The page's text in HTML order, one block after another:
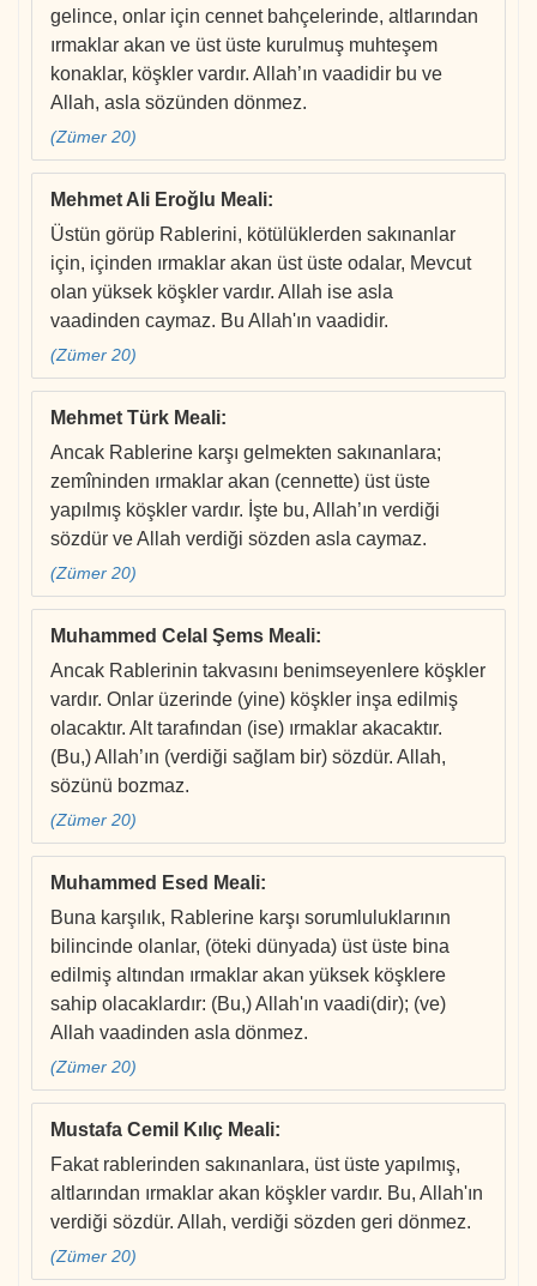
gelince, onlar için cennet bahçelerinde, altlarından
ırmaklar akan ve üst üste kurulmuş muhteşem
konaklar, köşkler vardır. Allah’ın vaadidir bu ve
Allah, asla sözünden dönmez.
(Zümer 20)
Mehmet Ali Eroğlu Meali:
Üstün görüp Rablerini, kötülüklerden sakınanlar
için, içinden ırmaklar akan üst üste odalar, Mevcut
olan yüksek köşkler vardır. Allah ise asla
vaadinden caymaz. Bu Allah'ın vaadidir.
(Zümer 20)
Mehmet Türk Meali:
Ancak Rablerine karşı gelmekten sakınanlara;
zemîninden ırmaklar akan (cennette) üst üste
yapılmış köşkler vardır. İşte bu, Allah’ın verdiği
sözdür ve Allah verdiği sözden asla caymaz.
(Zümer 20)
Muhammed Celal Şems Meali:
Ancak Rablerinin takvasını benimseyenlere köşkler
vardır. Onlar üzerinde (yine) köşkler inşa edilmiş
olacaktır. Alt tarafından (ise) ırmaklar akacaktır.
(Bu,) Allah’ın (verdiği sağlam bir) sözdür. Allah,
sözünü bozmaz.
(Zümer 20)
Muhammed Esed Meali:
Buna karşılık, Rablerine karşı sorumluluklarının
bilincinde olanlar, (öteki dünyada) üst üste bina
edilmiş altından ırmaklar akan yüksek köşklere
sahip olacaklardır: (Bu,) Allah'ın vaadi(dir); (ve)
Allah vaadinden asla dönmez.
(Zümer 20)
Mustafa Cemil Kılıç Meali:
Fakat rablerinden sakınanlara, üst üste yapılmış,
altlarından ırmaklar akan köşkler vardır. Bu, Allah'ın
verdiği sözdür. Allah, verdiği sözden geri dönmez.
(Zümer 20)